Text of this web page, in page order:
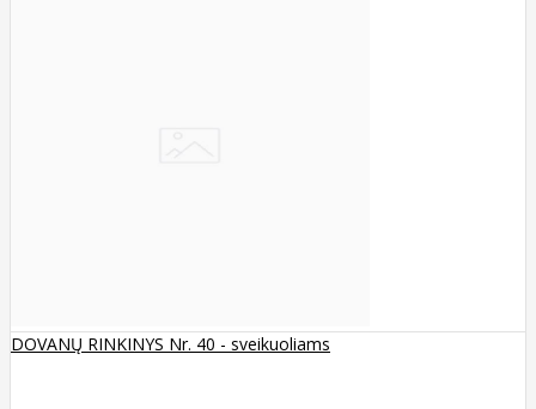
DOVANŲ RINKINYS Nr. 40 - sveikuoliams